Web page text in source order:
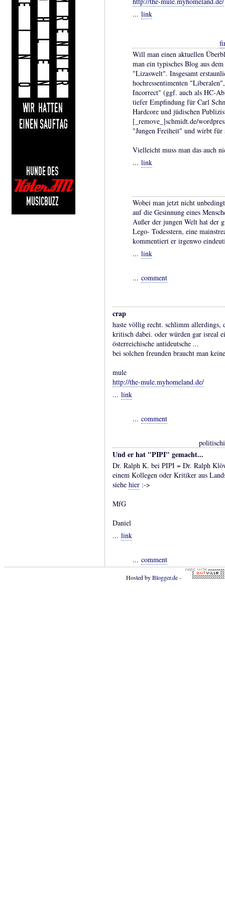
... link
Will man einen aktuellen
man ein typisches Blog aus
"Lizaswelt". Insgesamt
hochressentimenten
Incorrect" (ggf. auch als HC-
tiefer Empfindung für Carl
Hardcore und jüdischen
[_remove_]schmidt.de/
"Jungen Freiheit" und wirbt für
Vielleicht muss man das auch
... link
Wobei man jetzt nicht
auf die Gesinnung eines
Außer der jungen Welt hat der
Lego- Todesstern, eine
kommentiert er irgenwo
... link
... comment
crap
haste völlig recht. schlimm allerdings,
kritisch dabei. oder würden gar isreal
österreichische antideutsche ...
bei solchen freunden braucht man
mule
http://the-mule.myhomeland.de/
... link
... comment
Und er hat "PIPI" gemacht...
Dr. Ralph K. bei PIPI = Dr. Ralph
einem Kollegen oder Kritiker aus
siehe hier :->
MfG
Daniel
... link
... comment
Hosted byBlogger.de-